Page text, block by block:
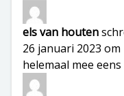
els van houten
26 januari 2023 om
helemaal mee